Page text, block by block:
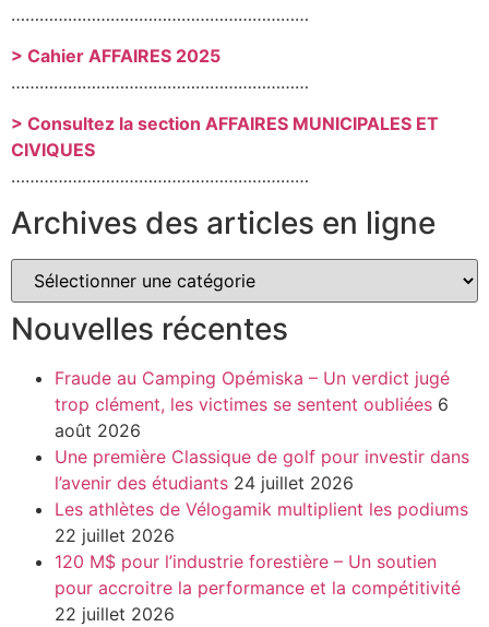
………………………………………………………
> Cahier AFFAIRES 2025
………………………………………………………
> Consultez la section AFFAIRES MUNICIPALES ET
CIVIQUES
………………………………………………………
Archives des articles en ligne
Nouvelles récentes
Fraude au Camping Opémiska – Un verdict jugé
trop clément, les victimes se sentent oubliées 6
août 2026
Une première Classique de golf pour investir dans
l’avenir des étudiants 24 juillet 2026
Les athlètes de Vélogamik multiplient les podiums
22 juillet 2026
120 M$ pour l’industrie forestière – Un soutien
pour accroitre la performance et la compétitivité
22 juillet 2026